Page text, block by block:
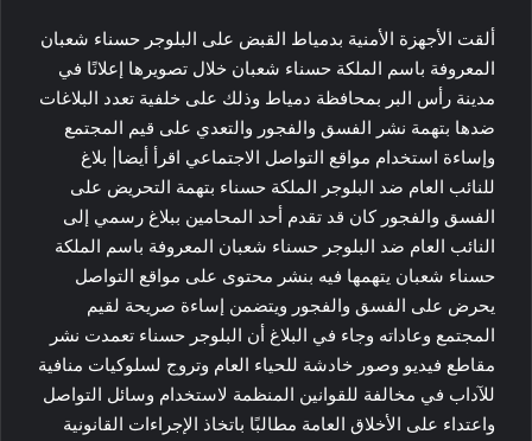
ألقت الأجهزة الأمنية بدمياط القبض على البلوجر حسناء شعبان
المعروفة باسم الملكة حسناء شعبان خلال تصويرها إعلانًا في
مدينة رأس البر بمحافظة دمياط وذلك على خلفية تعدد البلاغات
ضدها بتهمة نشر الفسق والفجور والتعدي على قيم المجتمع
وإساءة استخدام مواقع التواصل الاجتماعي اقرأ أيضا| بلاغ
للنائب العام ضد البلوجر الملكة حسناء بتهمة التحريض على
الفسق والفجور كان قد تقدم أحد المحامين ببلاغ رسمي إلى
النائب العام ضد البلوجر حسناء شعبان المعروفة باسم الملكة
حسناء شعبان يتهمها فيه بنشر محتوى على مواقع التواصل
يحرض على الفسق والفجور ويتضمن إساءة صريحة لقيم
المجتمع وعاداته وجاء في البلاغ أن البلوجر حسناء تعمدت نشر
مقاطع فيديو وصور خادشة للحياء العام وتروج لسلوكيات منافية
للآداب في مخالفة للقوانين المنظمة لاستخدام وسائل التواصل
واعتداء على الأخلاق العامة مطالبًا باتخاذ الإجراءات القانونية